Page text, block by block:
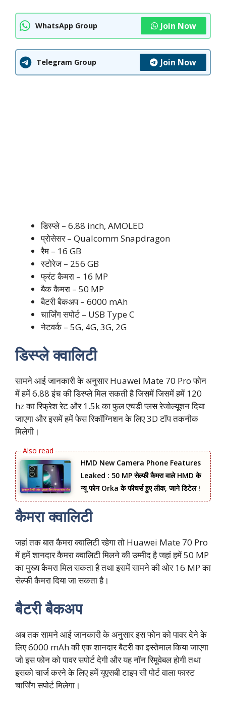
WhatsApp Group Join Now
Telegram Group Join Now
डिस्प्ले – 6.88 inch, AMOLED
प्रोसेसर – Qualcomm Snapdragon
रैम – 16 GB
स्टोरेज – 256 GB
फ्रंट कैमरा – 16 MP
बैक कैमरा – 50 MP
बैटरी बैकअप – 6000 mAh
चार्जिंग सपोर्ट – USB Type C
नेटवर्क – 5G, 4G, 3G, 2G
डिस्प्ले क्वालिटी
सामने आई जानकारी के अनुसार Huawei Mate 70 Pro फोन
में हमें 6.88 इंच की डिस्प्ले मिल सकती है जिसमें जिसमें हमें 120
hz का रिफ्रेश रेट और 1.5k का फुल एचडी प्लस रेजोल्यूशन दिया
जाएगा और इसमें हमें फेस रिकॉग्निशन के लिए 3D टॉप तकनीक
मिलेगी।
HMD New Camera Phone Features
Leaked : 50 MP सेल्फी कैमरा वाले HMD के
न्यू फोन Orka के फीचर्स हुए लीक, जाने डिटेल !
कैमरा क्वालिटी
जहां तक बात कैमरा क्वालिटी रहेगा तो Huawei Mate 70 Pro
में हमें शानदार कैमरा क्वालिटी मिलने की उम्मीद है जहां हमें 50 MP
का मुख्य कैमरा मिल सकता है तथा इसमें सामने की ओर 16 MP का
सेल्फी कैमरा दिया जा सकता है।
बैटरी बैकअप
अब तक सामने आई जानकारी के अनुसार इस फोन को पावर देने के
लिए 6000 mAh की एक शानदार बैटरी का इस्तेमाल किया जाएगा
जो इस फोन को पावर सपोर्ट देगी और यह नॉन रिमूवेबल होगी तथा
इसको चार्ज करने के लिए हमें यूएसबी टाइप सी पोर्ट वाला फास्ट
चार्जिंग सपोर्ट मिलेगा।